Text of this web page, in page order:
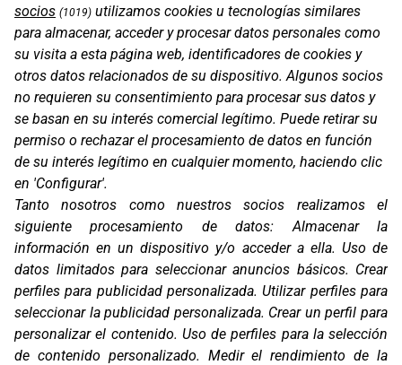
OS-BASE KTM 790 / 890
OS-BASE KTM 690 / HUSQ 701 / GG 700
socios (1019) utilizamos cookies u tecnologías similares
para almacenar, acceder y procesar datos personales como
su visita a esta página web, identificadores de cookies y
otros datos relacionados de su dispositivo. Algunos socios
no requieren su consentimiento para procesar sus datos y
se basan en su interés comercial legítimo. Puede retirar su
permiso o rechazar el procesamiento de datos en función
de su interés legítimo en cualquier momento, haciendo clic
en 'Configurar'.
Tanto nosotros como nuestros socios realizamos el
siguiente procesamiento de datos:Almacenar la
información en un dispositivo y/o acceder a ella. Uso de
datos limitados para seleccionar anuncios básicos. Crear
perfiles para publicidad personalizada.Utilizar perfiles para
seleccionar la publicidad personalizada. Crear un perfil para
personalizar el contenido. Uso de perfiles para la selección
de contenido personalizado. Medir el rendimiento de la